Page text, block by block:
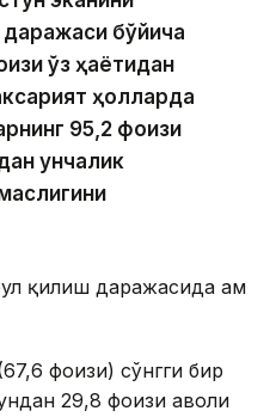
бўйича
ўз ҳаётидан
ҳолларда
95,2 фоизи
унчалик
қилиш даражасида ҳам
фоизи) сўнгги бир
29,8 фоизи аҳволи